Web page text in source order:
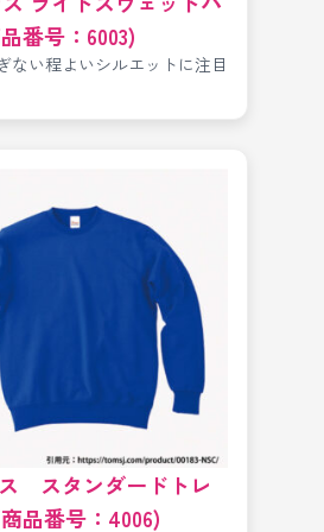
番号：6003)
ない程よいシルエットに注目
スタンダードトレ
品番号：4006)